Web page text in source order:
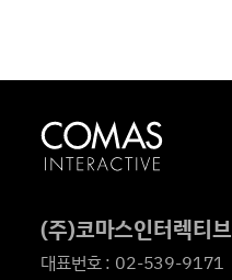
(주)코마스인터렉티브
대표번호 : 02-539-9171